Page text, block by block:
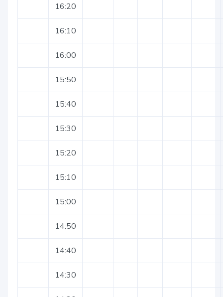
16:20
16:10
16:00
15:50
15:40
15:30
15:20
15:10
15:00
14:50
14:40
14:30